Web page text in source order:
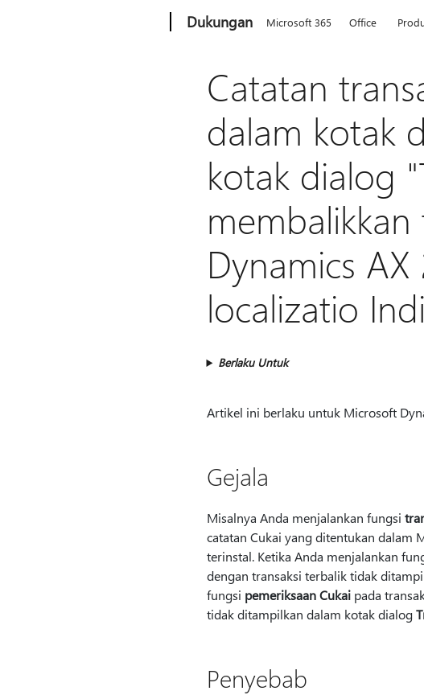
Dukungan Microsoft 365 Office
Catatan
dalam kotak
kotak dialog
Dynamics
localizatio
Berlaku Untuk
Artikel ini berlaku untuk Microsoft
Gejala
Misalnya Anda menjalankan fungsi
catatan Cukai yang ditentukan dalam
terinstal. Ketika Anda menjalankan
dengan transaksi terbalik tidak
fungsi pemeriksaan Cukaipada
tidak ditampilkan dalam kotak dialog
Penyebab